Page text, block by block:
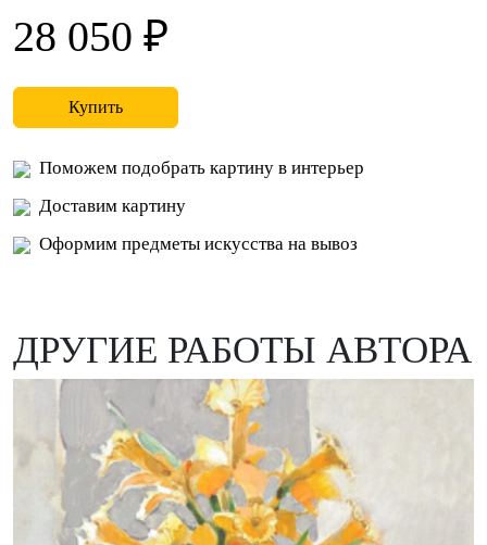
28 050 ₽
Купить
Поможем подобрать картину в интерьер
Доставим картину
Оформим предметы искусства на вывоз
ДРУГИЕ РАБОТЫ АВТОРА